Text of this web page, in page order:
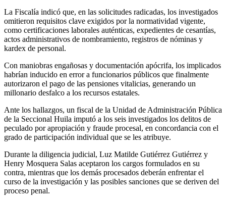
La Fiscalía indicó que, en las solicitudes radicadas, los investigados
omitieron requisitos clave exigidos por la normatividad vigente,
como certificaciones laborales auténticas, expedientes de cesantías,
actos administrativos de nombramiento, registros de nóminas y
kardex de personal.
Con maniobras engañosas y documentación apócrifa, los implicados
habrían inducido en error a funcionarios públicos que finalmente
autorizaron el pago de las pensiones vitalicias, generando un
millonario desfalco a los recursos estatales.
Ante los hallazgos, un fiscal de la Unidad de Administración Pública
de la Seccional Huila imputó a los seis investigados los delitos de
peculado por apropiación y fraude procesal, en concordancia con el
grado de participación individual que se les atribuye.
Durante la diligencia judicial, Luz Matilde Gutiérrez Gutiérrez y
Henry Mosquera Salas aceptaron los cargos formulados en su
contra, mientras que los demás procesados deberán enfrentar el
curso de la investigación y las posibles sanciones que se deriven del
proceso penal.